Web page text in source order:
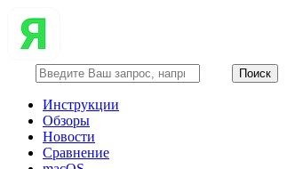
Инструкции
Обзоры
Новости
Сравнение